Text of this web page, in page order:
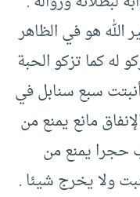
الله هو في الظاهر
له كما تزكو الحبة
سبع سنابل في
مانع يمنع من
حجرا يمنع من
ولا يخرج شيئا .